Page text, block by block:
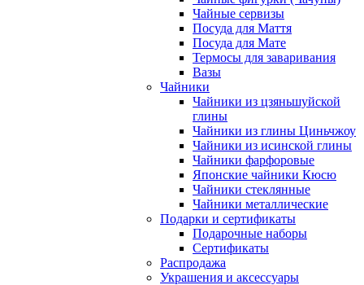
Чайные сервизы
Посуда для Маття
Посуда для Мате
Термосы для заваривания
Вазы
Чайники
Чайники из цзяньшуйской
глины
Чайники из глины Циньчжоу
Чайники из исинской глины
Чайники фарфоровые
Японские чайники Кюсю
Чайники стеклянные
Чайники металлические
Подарки и сертификаты
Подарочные наборы
Сертификаты
Распродажа
Украшения и аксессуары